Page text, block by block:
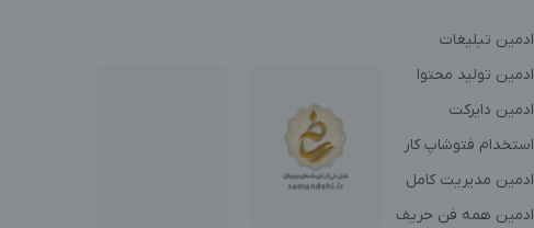
ادمین تبلیغات
ادمین تولید محتوا
ادمین دایرکت
استخدام فتوشاپ کار
ادمین مدیریت کامل
ادمین همه فن حریف